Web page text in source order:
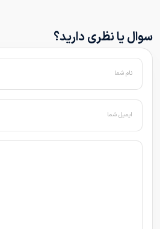
سوال یا نظری دارید؟
نام شما
ایمیل شما